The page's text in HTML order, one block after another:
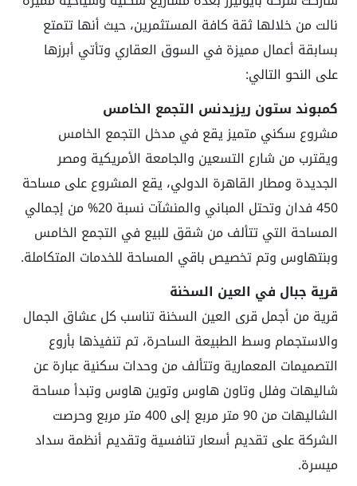
نالت من خلالها ثقة كافة المستثمرين، حيث أنها تتمتع
بسابقة أعمال مميزة في السوق العقاري وتأتي أبرزها
على النحو التالي:
كمبوند ستون ريزيدنس التجمع الخامس
مشروع سكني متميز يقع في مدخل التجمع الخامس
ويقترب من شارع التسعين والجامعة الأمريكية ومصر
الجديدة ومطار القاهرة الدولي، يقع المشروع على مساحة
450 فدان وتحتل المباني والمنشآت نسبة 20% من إجمالي
المساحة التي تتألف من شقق للبيع في التجمع الخامس
وبنتهاوس وتم تخصيص باقي المساحة للخدمات المتكاملة.
قرية جبال في العين السخنة
قرية من أجمل قرى العين السخنة تناسب كل عشاق الجمال
والاستجمام وسط الطبيعة الساحرة، تم تنفيذها بأروع
التصميمات المعمارية وتتألف من وحدات سكنية عبارة عن
شاليهات وفلل وتاون هاوس وتوين هاوس وتبدأ مساحة
الشاليهات من 90 متر مربع إلى 400 متر مربع وحرصت
الشركة على تقديم أسعار تنافسية وتقديم أنظمة سداد
ميسرة.